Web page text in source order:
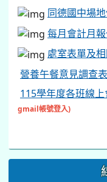
同德國中場
每月會計月
處室表單及
營養午餐意見調查表
115學年度各班線
gmail帳號登入)